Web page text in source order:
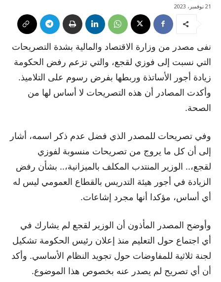
21 نوفمبر، 2023
نفى مصدر من وزارة الاقتصاد والمالية بشدة التصريحات
التي نسبت إلى فوزي لقجع، والتي تزعم رفض الحكومة
زيادة أجور الأساتذة وربطها بفرض رسوم على التلاميذ.
وأكدت المصادر أن هذه التصريحات لا أساس لها من
الصحة.
وفي تصريحات للمصدر الذي فضل عدم ذكر اسمه، أشار
إلى أن كل ما يروج من تصريحات منسوبة لفوزي
لقجع،.. الوزير المنتدب المكلف بالميزانية،.. بشأن رفض
الزيادة في أجور هيئة التدريس بالقطاع العمومي ليس له
أي أساس، مؤكدا أنها مجرد إشاعات.
وأوضح المصدر المأذون أن الوزير لقجع لم يشارك في
أي اجتماع حول التعليم منذ إعلان رئيس الحكومة تشكيل
لجنة ثلاثية للمفاوضات حول تجويد النظام الأساسي. وأكد
أن أي تصريح لم يصدر عنه بخصوص هذا الموضوع.